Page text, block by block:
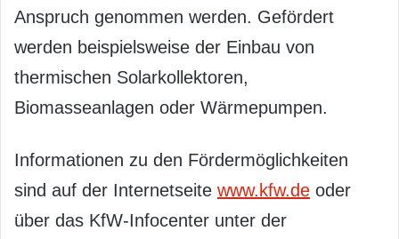
Anspruch genommen werden. Gefördert
werden beispielsweise der Einbau von
thermischen Solarkollektoren,
Biomasseanlagen oder Wärmepumpen.
Informationen zu den Fördermöglichkeiten
sind auf der Internetseite www.kfw.de oder
über das KfW-Infocenter unter der